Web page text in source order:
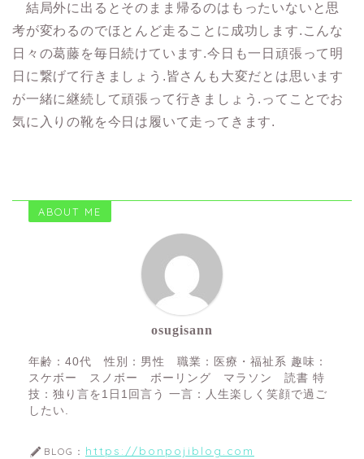
結局外に出るとそのまま帰るのはもったいないと思
考が変わるのでほとんど走ることに成功します.こんな
日々の葛藤を毎日続けています.今日も一日頑張って明
日に繋げて行きましょう.皆さんも大変だとは思います
が一緒に継続して頑張って行きましょう.ってことでお
気に入りの靴を今日は履いて走ってきます.
ABOUT ME
osugisann
年齢：40代 性別：男性 職業：医療・福祉系 趣味：
スケボー スノボー ボーリング マラソン 読書 特
技：独り言を1日1回言う 一言：人生楽しく笑顔で過ご
したい.
BLOG： https://bonpojiblog.com